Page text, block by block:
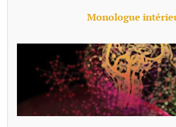
Monologue